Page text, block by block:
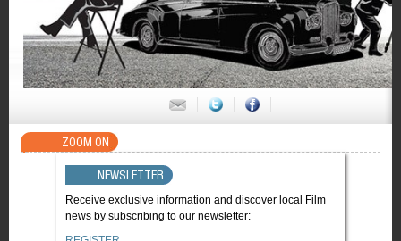
ZOOM ON
NEWSLETTER
Receive exclusive information and discover local Film
news by subscribing to our newsletter: